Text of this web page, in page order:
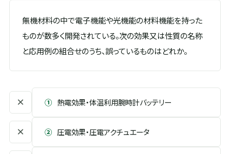
無機材料の中で電子機能や光機能の材料機能を持った
ものが数多く開発されている。次の効果又は性質の名称
と応用例の組合せのうち、誤っているものはどれか。
× ① 熱電効果・体温利用腕時計バッテリー
× ② 圧電効果・圧電アクチュエータ